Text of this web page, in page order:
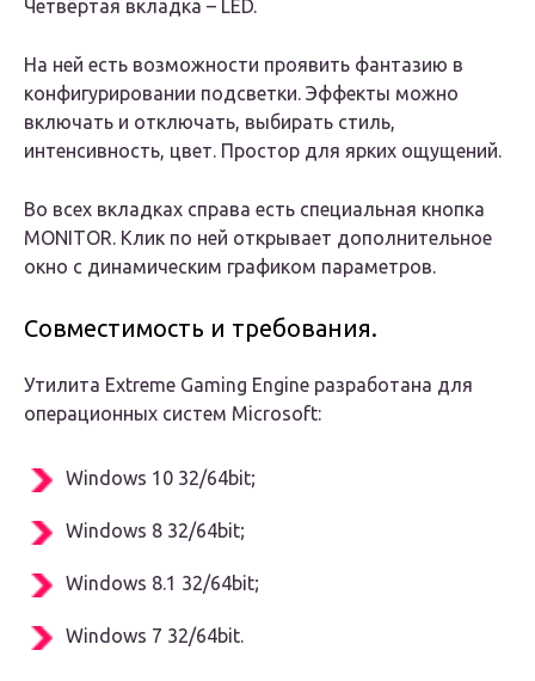
Четвёртая вкладка – LED.
На ней есть возможности проявить фантазию в
конфигурировании подсветки. Эффекты можно
включать и отключать, выбирать стиль,
интенсивность, цвет. Простор для ярких ощущений.
Во всех вкладках справа есть специальная кнопка
MONITOR. Клик по ней открывает дополнительное
окно с динамическим графиком параметров.
Совместимость и требования.
Утилита Extreme Gaming Engine разработана для
операционных систем Microsoft:
Windows 10 32/64bit;
Windows 8 32/64bit;
Windows 8.1 32/64bit;
Windows 7 32/64bit.